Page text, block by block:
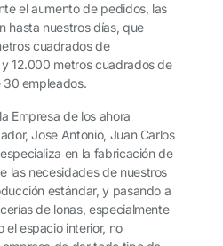
el aumento de pedidos, las
hasta nuestros días, que
cuadrados de
12.000 metros cuadrados de
30 empleados.
Empresa de los ahora
Jose Antonio, Juan Carlos
en la fabricación de
las necesidades de nuestros
estándar, y pasando a
de lonas, especialmente
espacio interior, no